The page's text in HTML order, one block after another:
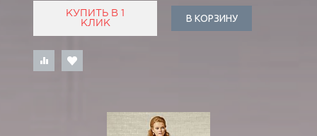
КУПИТЬ В 1
КЛИК
В КОРЗИНУ